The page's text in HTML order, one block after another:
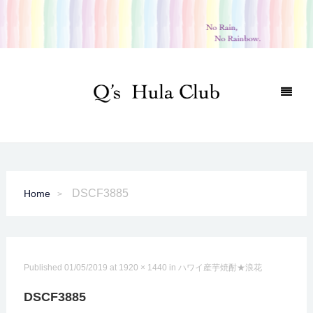
Home DSCF3885
Published 01/05/2019 at 1920 × 1440 in ハワイ産芋焼酎★浪花
DSCF3885